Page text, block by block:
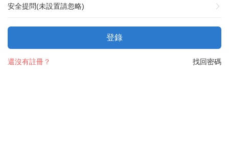
安全提問(未設置請忽略)
登錄
找回密碼
還沒有註冊？